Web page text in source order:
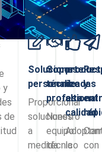
y
de
Soluciones
personalizadas
Proporcionar
soluciones
a
medida
Soporte
técnico
profesional
Nuestro
equipo
técnico
de
alta
calidad
la
y
con